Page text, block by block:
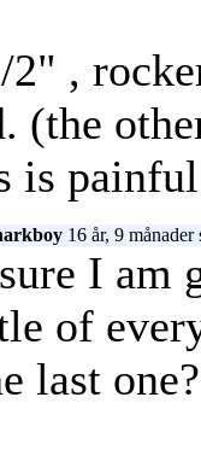
,
(the
is
16 år, 9 månader
I am
of
last one?